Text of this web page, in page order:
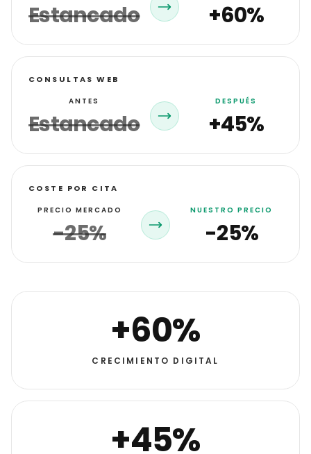
Estancado +60%
CONSULTAS WEB
ANTES
Estancado
DESPUÉS
+45%
COSTE POR CITA
PRECIO MERCADO
-25%
NUESTRO PRECIO
-25%
+60%
CRECIMIENTO DIGITAL
+45%